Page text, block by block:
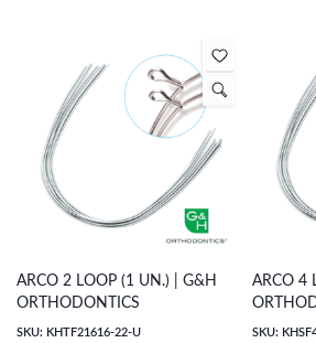
ARCO 2 LOOP (1 UN.) | G&H
ORTHODONTICS
SKU: KHTF21616-22-U
ARCO 4
SKU: